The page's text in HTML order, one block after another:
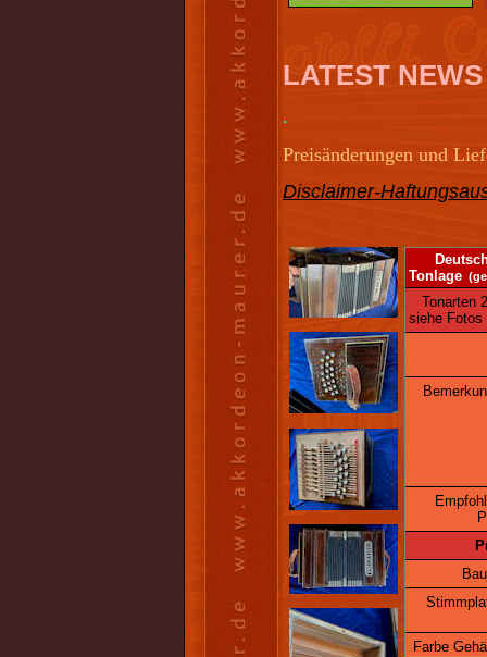
LATEST NEWS
.
Preisänderungen und
Disclaimer-
Tonlage
Tonarten
siehe Fotos
Farbe